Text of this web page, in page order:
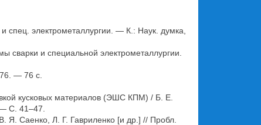
спец. электрометаллургии. — К.: Наук. думка,
и специальной электрометаллургии.
— 76 с.
кусковых материалов (ЭШС КПМ) / Б. Е.
С. 41–47.
Я. Саенко, Л. Г. Гавриленко [и др.] // Пробл.